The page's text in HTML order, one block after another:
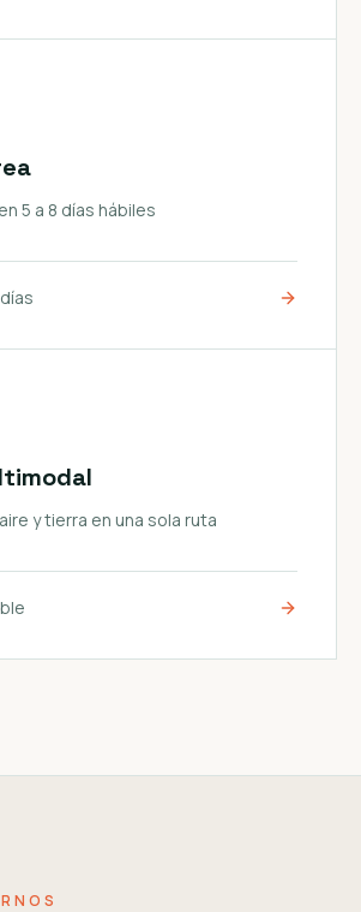
5 a 8 días hábiles
y tierra en una sola ruta